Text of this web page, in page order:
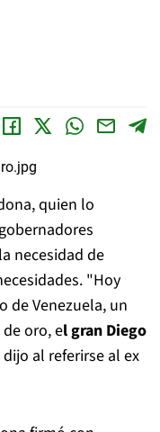
quien lo
necesidad de
"Hoy
de Venezuela, un
oro, el gran Diego
al referirse al ex